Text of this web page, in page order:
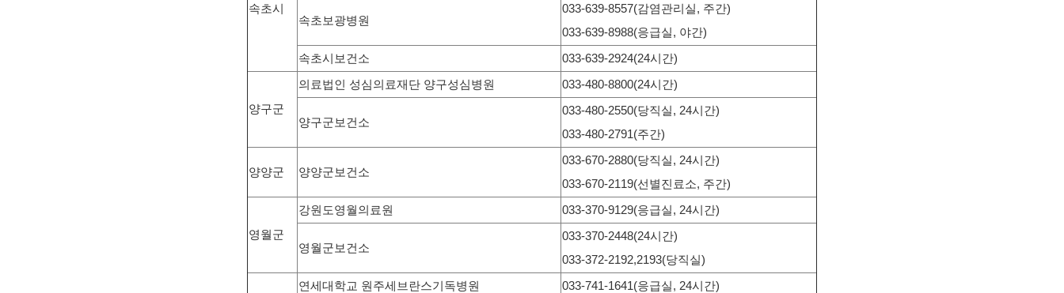
속초시
속초보광병원
033-639-8557(감염관리실, 주간)
033-639-8988(응급실, 야간)
속초시보건소
033-639-2924(24시간)
양구군
의료법인 성심의료재단 양구성심병원 033-480-8800(24시간)
양구군보건소
033-480-2550(당직실, 24시간)
033-480-2791(주간)
양양군 양양군보건소
033-670-2880(당직실, 24시간)
033-670-2119(선별진료소, 주간)
영월군
강원도영월의료원 033-370-9129(응급실, 24시간)
영월군보건소
033-370-2448(24시간)
033-372-2192,2193(당직실)
연세대학교 원주세브란스기독병원 033-741-1641(응급실, 24시간)